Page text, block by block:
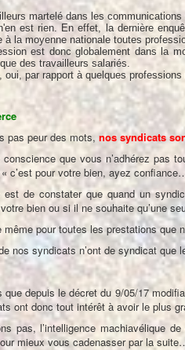
martelé dans les
est rien. En effet, la dernière
à la moyenne nationale toutes
est donc globalement dans la
des travailleurs salariés.
oui, par rapport à quelques
pas peur des mots, nos syndicats
que vous n’adhérez pas
c’est pour votre bien, ayez
est de constater que quand un
bien ou si il ne souhaite qu’une
même pour toutes les prestations
nos syndicats n’ont de syndicat que
que depuis le décret du 9/05/17
ont donc tout intérêt à avoir le plus
pas, l’intelligence machiavélique
mieux vous cadenasser par la